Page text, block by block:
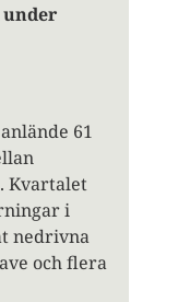
under
61
Kvartalet
i
nedrivna
och flera